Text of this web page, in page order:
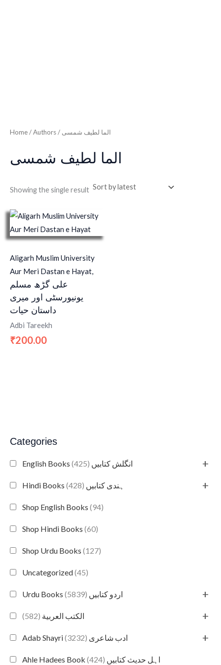
Categories
English Books انگلش کتابیں (425) +
Hindi Books ہندی کتابیں (428) +
Shop English Books (94)
Shop Hindi Books (60)
Shop Urdu Books (127)
Uncategorized(45)
Urdu Books اردو کتابیں (5839) +
الكتب العربية (582) +
Adab Shayri ادب شاعری (3232) +
Ahle Hadees Book اہل حدیث کتابیں (424)
Home / Authors / الما لطیف شمسی
الما لطیف شمسی
Showing the single result
Aligarh Muslim University
Aur Meri Dastan e Hayat,
علی گڑھ مسلم
یونیورسٹی اور میری
داستان حیات
Adbi Tareekh
₹200.00